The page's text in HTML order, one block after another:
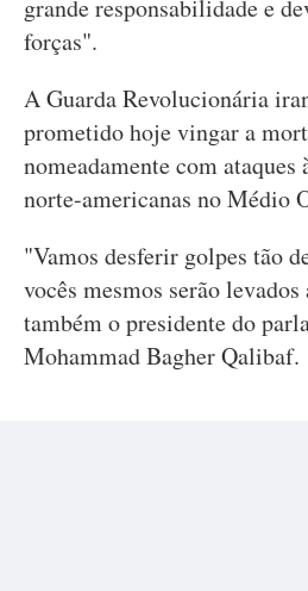
grande responsabilidade e
forças".
A Guarda Revolucionária
prometido hoje vingar a
nomeadamente com ataques
norte-americanas no Médio
"Vamos desferir golpes tão
vocês mesmos serão
também o presidente do
Mohammad Bagher Qalibaf.